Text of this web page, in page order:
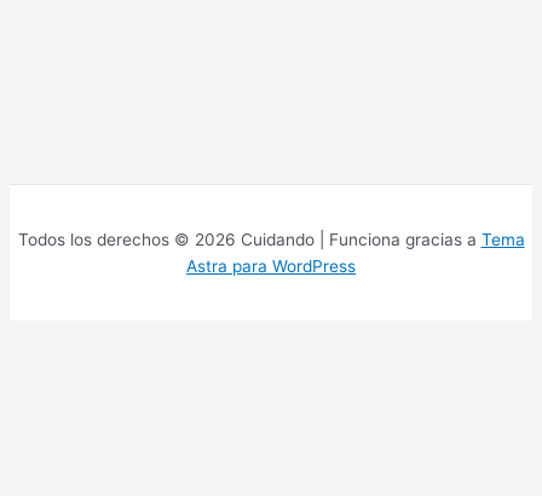
Todos los derechos © 2026 Cuidando | Funciona gracias a Tema
Astra para WordPress